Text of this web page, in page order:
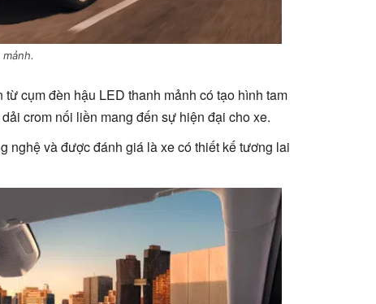
cụm đèn hậu LED thanh mảnh có tạo hình tam
crom nối liền mang đến sự hiện đại cho xe.
nghệ và được đánh giá là xe có thiết kế tương lai